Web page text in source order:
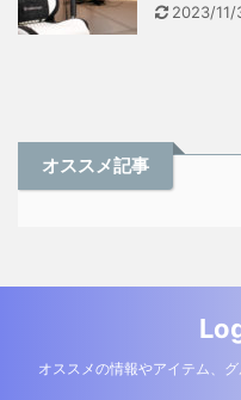
2023/11/
オススメ記事
オススメの情報やアイテム、